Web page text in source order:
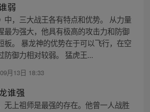
弱
中，三大战王各有特点和优势。 从力量
最为强大，他具有极高的攻击力和防御
板。 暴龙神的优势在于可以飞行，在空
防御力相对较弱。 猛虎王...
月13日 18:33
谁强
无上祖师是最强的存在。他曾一人战胜